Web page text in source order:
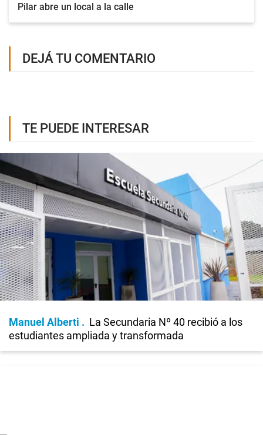
Pilar abre un local a la calle
DEJÁ TU COMENTARIO
TE PUEDE INTERESAR
Manuel Alberti
La Secundaria Nº 40 recibió a los
estudiantes ampliada y transformada